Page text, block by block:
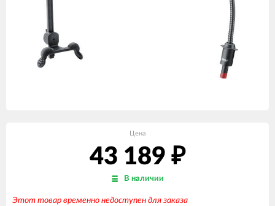
Цена
43 189 ₽
В наличии
Этот товар временно недоступен для заказа